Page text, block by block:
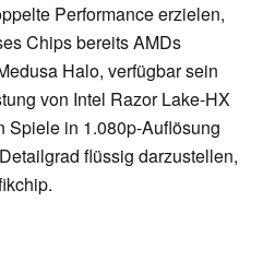
Performance erzielen,
Chips bereits AMDs
Halo, verfügbar sein
von Intel Razor Lake-HX
Spiele in 1.080p-Auflösung
flüssig darzustellen,